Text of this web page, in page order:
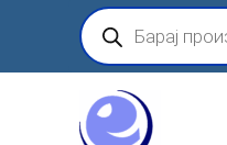
content
Products
search